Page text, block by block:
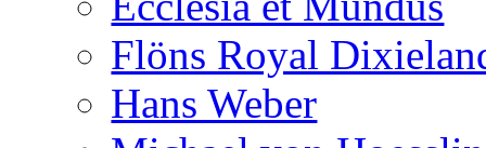
Flöns Royal
Hans Weber